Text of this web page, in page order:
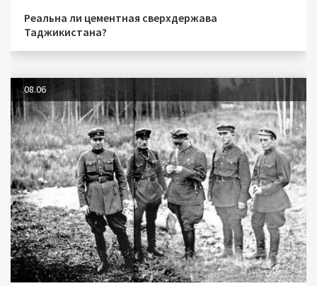
Реальна ли цементная сверхдержава
Таджикистана?
08.06